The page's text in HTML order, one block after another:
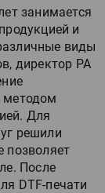
занимается
и
виды
директор РА
методом
Для
решили
позволяет
После
DTF-печати